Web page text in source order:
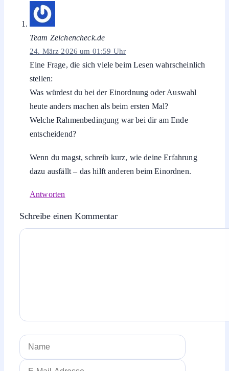
Team Zeichencheck.de
24. März 2026 um 01:59 Uhr
Eine Frage, die sich viele beim Lesen wahrscheinlich
stellen:
Was würdest du bei der Einordnung oder Auswahl
heute anders machen als beim ersten Mal?
Welche Rahmenbedingung war bei dir am Ende
entscheidend?
Wenn du magst, schreib kurz, wie deine Erfahrung
dazu ausfällt – das hilft anderen beim Einordnen.
Antworten
Schreibe einen Kommentar
Kommentar
Name
E-
Mail-
Website